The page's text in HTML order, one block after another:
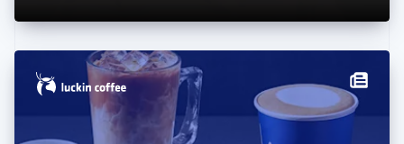
English
États-Unis
EnglishEspañol简体中文
Finlande
English Svenska
France
Français English